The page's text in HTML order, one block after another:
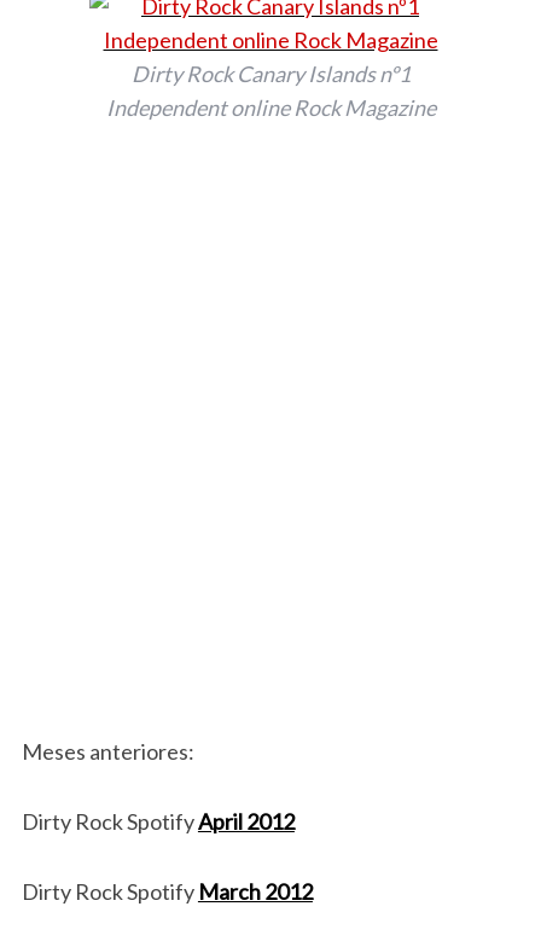
Dirty Rock Canary Islands nº1
Independent online Rock Magazine
Meses anteriores:
Dirty Rock SpotifyApril 2012
Dirty Rock Spotify March 2012